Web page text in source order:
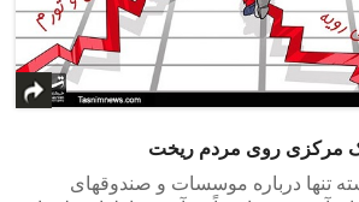
مرکزی روی مردم ریخت
تنها درباره موسسات و صندوقهای